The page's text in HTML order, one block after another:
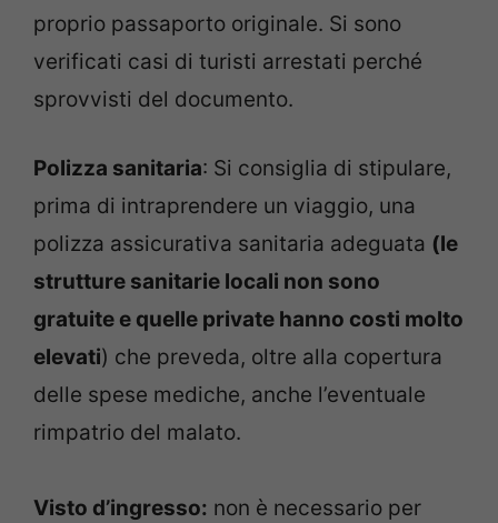
proprio passaporto originale. Si sono
verificati casi di turisti arrestati perché
sprovvisti del documento.
Polizza sanitaria: Si consiglia di stipulare,
prima di intraprendere un viaggio, una
polizza assicurativa sanitaria adeguata (le
strutture sanitarie locali non sono
gratuite e quelle private hanno costi molto
elevati) che preveda, oltre alla copertura
delle spese mediche, anche l’eventuale
rimpatrio del malato.
Visto d’ingresso: non è necessario per